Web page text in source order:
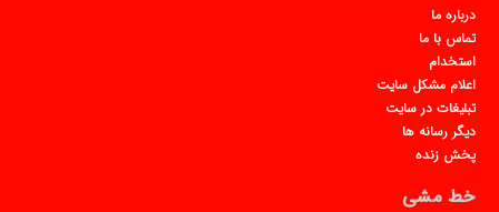
درباره ما
تماس با ما
استخدام
اعلام مشکل سایت
تبلیغات در سایت
دیگر رسانه ها
پخش زنده
خط مشی